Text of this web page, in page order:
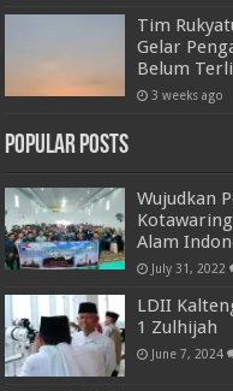
Tim
Gelar
Belum
3 weeks ago
Popular Posts
Wujudkan
Alam
July 31, 2022
LDII
1 Zulhijah
June 7, 2024